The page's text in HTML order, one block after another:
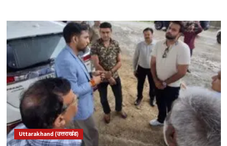
Uttarakhand (उत्तराखंड)